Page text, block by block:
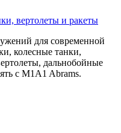
для современной
колесные танки,
дальнобойные
с M1A1 Abrams.